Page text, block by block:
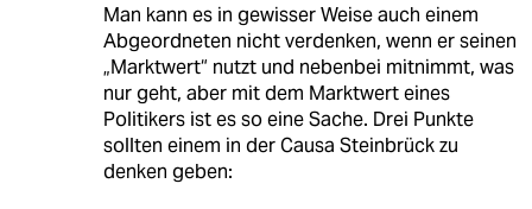
Man kann es in gewisser Weise auch einem
Abgeordneten nicht verdenken, wenn er seinen
„Marktwert“ nutzt und nebenbei mitnimmt, was
nur geht, aber mit dem Marktwert eines
Politikers ist es so eine Sache. Drei Punkte
sollten einem in der Causa Steinbrück zu
denken geben: